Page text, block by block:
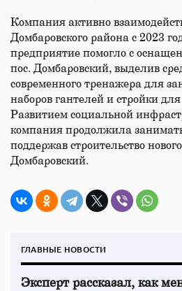
Компания активно
Домбаровского района с 2023
предприятие помогло с
пос. Домбаровский, выделив
современного тренажера для
наборов гантелей и стройки
Развитием социальной
компания продолжила
поддержав строительство
Домбаровский.
ГЛАВНЫЕ НОВОСТИ
Эксперт рассказал, как